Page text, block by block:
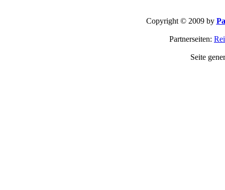
Copyright © 2009 by
Partnerseiten:
Seite